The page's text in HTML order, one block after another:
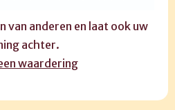
van anderen en laat ook uw
achter.
waardering